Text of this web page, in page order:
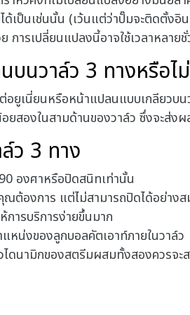
เป็นเช่นนั้น (เว้นแต่ว่าปั๊มจะติดตั้ง
การเปลี่ยนแปลงนี้อาจใช้เวลาหลา
นวาล์ว 3 ทางหรือไม่
ยูเนี่ยนหรือหน้าแปลนแบบเกลียวบ
ยสองในสามด้านของวาล์ว ซึ่งจะส่
ว 3 ทาง
องศาหรือปิดสนิทเท่านั้น
ต้องการ แต่ไม่สามารถปิดได้อย่าง
ารบริการง่ายขึ้นมาก
น่งของลูกบอลคัตเอาท์ภายในวาล์ว
ดนามิกของสตรีมผสมทั้งสองควรจะ